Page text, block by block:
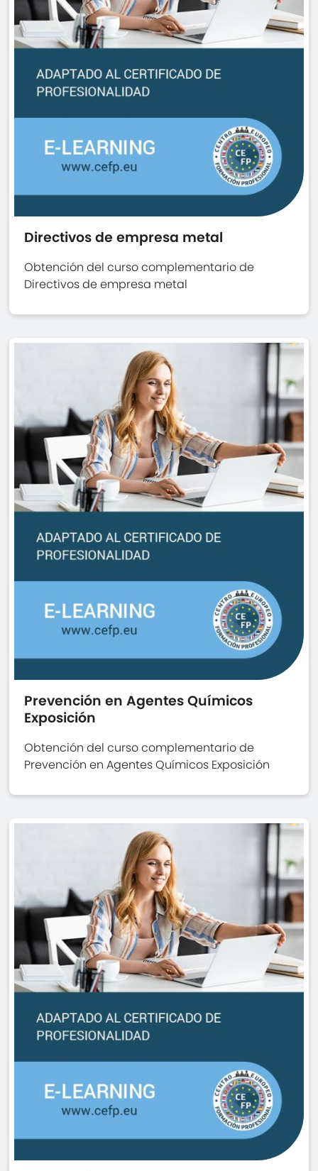
Directivos de empresa metal
Obtención del curso complementario de
Directivos de empresa metal
Prevención en Agentes Químicos
Exposición
Obtención del curso complementario de
Prevención en Agentes Químicos Exposición